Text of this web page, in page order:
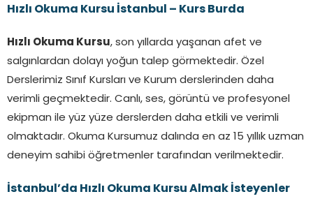
Hızlı Okuma Kursu İstanbul – Kurs Burda
Hızlı Okuma Kursu, son yıllarda yaşanan afet ve
salgınlardan dolayı yoğun talep görmektedir. Özel
Derslerimiz Sınıf Kursları ve Kurum derslerinden daha
verimli geçmektedir. Canlı, ses, görüntü ve profesyonel
ekipman ile yüz yüze derslerden daha etkili ve verimli
olmaktadır. Okuma Kursumuz dalında en az 15 yıllık uzman
deneyim sahibi öğretmenler tarafından verilmektedir.
İstanbul’da Hızlı Okuma Kursu Almak İsteyenler